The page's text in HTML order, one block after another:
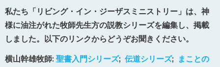
聖書についての記事
永遠の命
献金について
私たち「リビング・イン・ジーザスミニストリー」は、神
様に油注がれた牧師先生方の説教シリーズを編集し、掲載
しました。以下のリンクからどうぞお聞きください。
横山幹雄牧師: 聖書入門シリーズ; 伝道シリーズ;
まことの